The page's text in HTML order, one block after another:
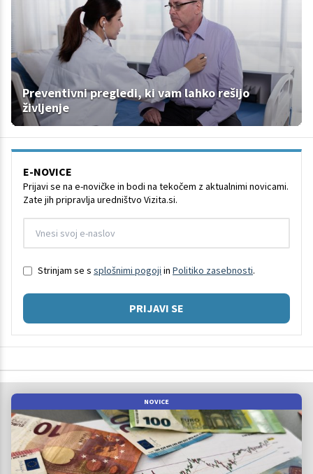
Preventivni pregledi, ki vam lahko rešijo
življenje
E-NOVICE
Prijavi se na e-novičke in bodi na tekočem z aktualnimi novicami.
Zate jih pripravlja uredništvo Vizita.si.
Strinjam se s splošnimi pogoji in Politiko zasebnosti.
PRIJAVI SE
NOVICE